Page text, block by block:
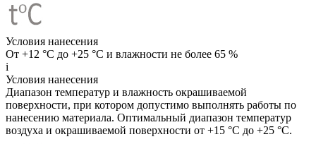
Условия нанесения
От +12 °C до +25 °C и влажности не более 65 %
i
Условия нанесения
Диапазон температур и влажность окрашиваемой
поверхности, при котором допустимо выполнять работы по
нанесению материала. Оптимальный диапазон температур
воздуха и окрашиваемой поверхности от +15 °C до +25 °C.